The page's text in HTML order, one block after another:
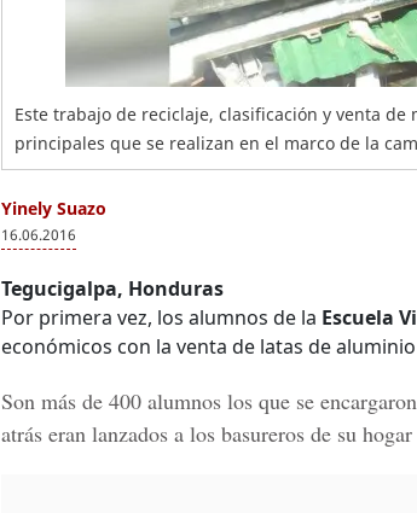
Este trabajo de reciclaje, clasificación y venta
principales que se realizan en el marco de la
Yinely Suazo
16.06.2016
Tegucigalpa, Honduras
Por primera vez, los alumnos de la Escuela
económicos con la venta de latas de
Son más de 400 alumnos los que se
atrás eran lanzados a los basureros de su